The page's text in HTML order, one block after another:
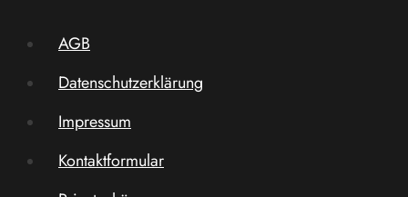
AGB
Datenschutzerklärung
Impressum
Kontaktformular